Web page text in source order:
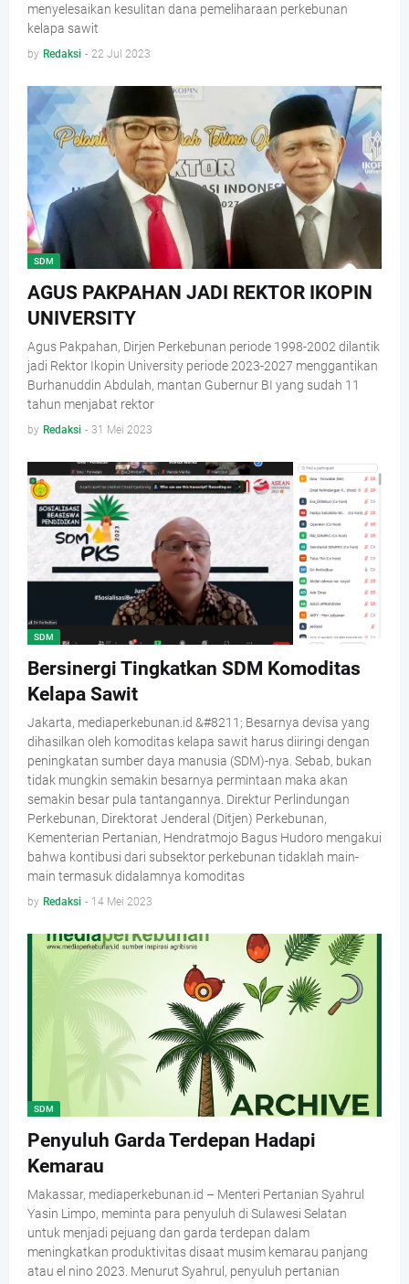
menyelesaikan kesulitan dana pemeliharaan perkebunan
kelapa sawit
by Redaksi - 22 Jul 2023
SDM
AGUS PAKPAHAN JADI REKTOR IKOPIN
UNIVERSITY
Agus Pakpahan, Dirjen Perkebunan periode 1998-2002 dilantik
jadi Rektor Ikopin University periode 2023-2027 menggantikan
Burhanuddin Abdulah, mantan Gubernur BI yang sudah 11
tahun menjabat rektor
by Redaksi - 31 Mei 2023
SDM
Bersinergi Tingkatkan SDM Komoditas
Kelapa Sawit
Jakarta, mediaperkebunan.id &#8211; Besarnya devisa yang
dihasilkan oleh komoditas kelapa sawit harus diiringi dengan
peningkatan sumber daya manusia (SDM)-nya. Sebab, bukan
tidak mungkin semakin besarnya permintaan maka akan
semakin besar pula tantangannya. Direktur Perlindungan
Perkebunan, Direktorat Jenderal (Ditjen) Perkebunan,
Kementerian Pertanian, Hendratmojo Bagus Hudoro mengakui
bahwa kontibusi dari subsektor perkebunan tidaklah main-
main termasuk didalamnya komoditas
by Redaksi - 14 Mei 2023
SDM
Penyuluh Garda Terdepan Hadapi
Kemarau
Makassar, mediaperkebunan.id – Menteri Pertanian Syahrul
Yasin Limpo, meminta para penyuluh di Sulawesi Selatan
untuk menjadi pejuang dan garda terdepan dalam
meningkatkan produktivitas disaat musim kemarau panjang
atau el nino 2023. Menurut Syahrul, penyuluh pertanian